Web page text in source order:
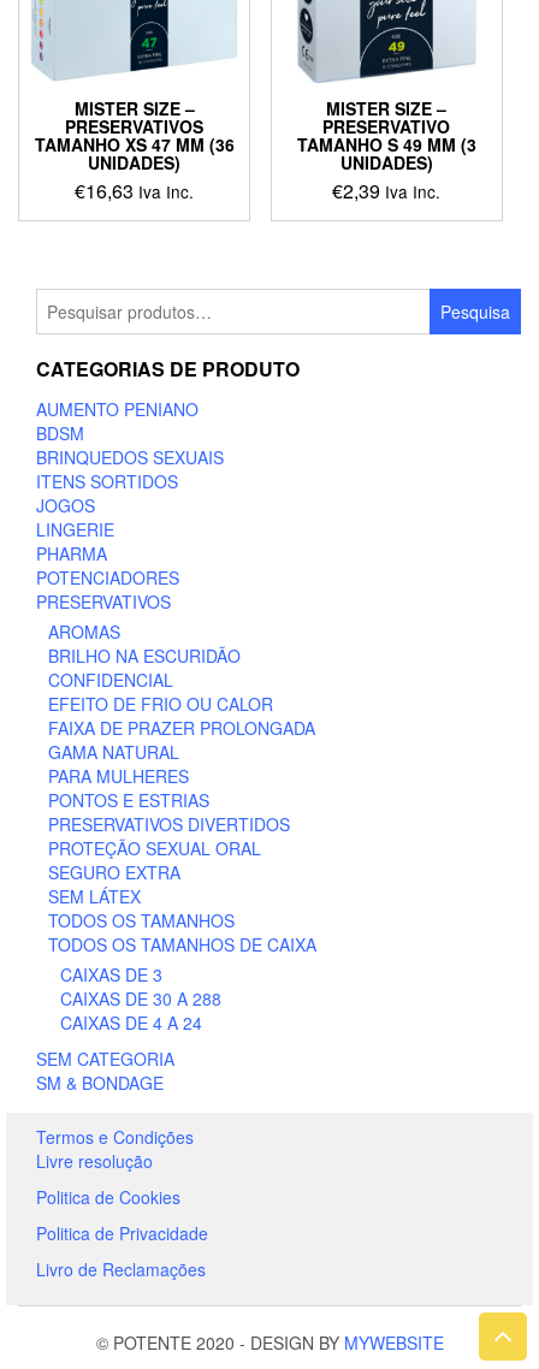
MISTER SIZE –
PRESERVATIVOS
TAMANHO XS 47 MM (36
UNIDADES)
€16,63 Iva Inc.
MISTER SIZE –
PRESERVATIVO
TAMANHO S 49 MM (3
UNIDADES)
€2,39 Iva Inc.
Pesquisar
por:
Pesquisa
CATEGORIAS DE PRODUTO
AUMENTO PENIANO
BDSM
BRINQUEDOS SEXUAIS
ITENS SORTIDOS
JOGOS
LINGERIE
PHARMA
POTENCIADORES
PRESERVATIVOS
AROMAS
BRILHO NA ESCURIDÃO
CONFIDENCIAL
EFEITO DE FRIO OU CALOR
FAIXA DE PRAZER PROLONGADA
GAMA NATURAL
PARA MULHERES
PONTOS E ESTRIAS
PRESERVATIVOS DIVERTIDOS
PROTEÇÃO SEXUAL ORAL
SEGURO EXTRA
SEM LÁTEX
TODOS OS TAMANHOS
TODOS OS TAMANHOS DE CAIXA
CAIXAS DE 3
CAIXAS DE 30 A 288
CAIXAS DE 4 A 24
SEM CATEGORIA
SM & BONDAGE
Termos e Condições
Livre resolução
Politica de Cookies
Politica de Privacidade
Livro de Reclamações
© POTENTE 2020 - DESIGN BY MYWEBSITE